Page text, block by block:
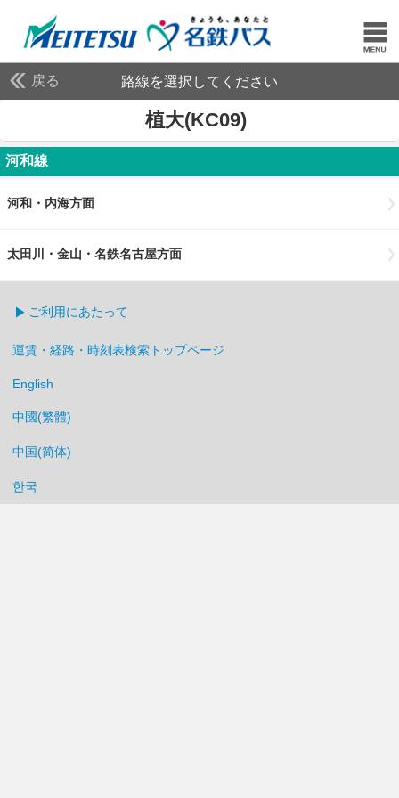
戻る 路線を選択してください
植大(KC09)
河和線
河和・内海方面
太田川・金山・名鉄名古屋方面
ご利用にあたって
運賃・経路・時刻表検索トップページ
English
中國(繁體)
中国(简体)
한국